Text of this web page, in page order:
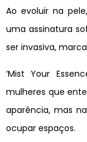
Ao evoluir na
uma assinatura
ser invasiva,
‘Mist Your
mulheres que
aparência, mas
ocupar espaços.